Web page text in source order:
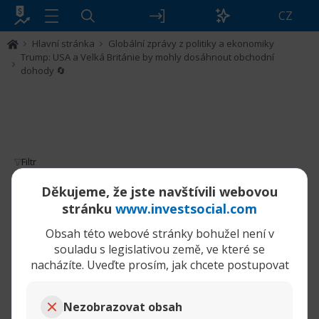
CZ
Hlavní stránka
Globální zprávy z politiky a ekonomiky
Trump: USA a Velká Británie by mohly dosáhnout obchodní
dohody 🔄
Děkujeme, že jste navštívili webovou
stránku www.investsocial.com
Obsah této webové stránky bohužel není v
souladu s legislativou země, ve které se
nacházíte. Uveďte prosím, jak chcete postupovat
Nezobrazovat obsah
Filtr
Trump: USA a Velká Británie by mohly
dosáhnout obchodní dohody 🔄
28-02-2025,
02:33 PM
Trump: USA a Velká Británie by mohly dosáhnout obchodní dohody 🔄
WarHorse
Spojené státy a Velká Británie jednají o